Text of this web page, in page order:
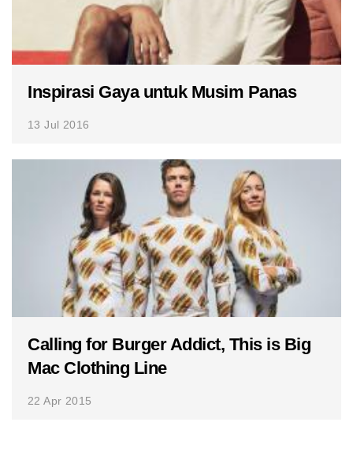
Inspirasi Gaya untuk Musim Panas
13 Jul 2016
Calling for Burger Addict, This is Big
Mac Clothing Line
22 Apr 2015